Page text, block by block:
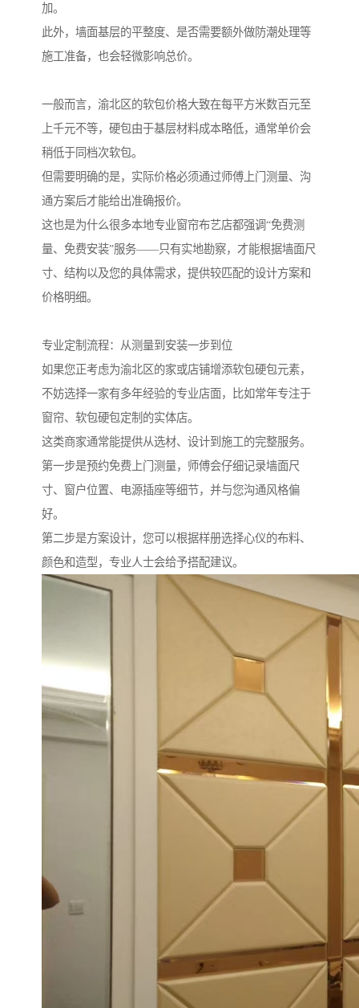
加。
此外，墙面基层的平整度、是否需要额外做防潮处理等
施工准备，也会轻微影响总价。
一般而言，渝北区的软包价格大致在每平方米数百元至
上千元不等，硬包由于基层材料成本略低，通常单价会
稍低于同档次软包。
但需要明确的是，实际价格必须通过师傅上门测量、沟
通方案后才能给出准确报价。
这也是为什么很多本地专业窗帘布艺店都强调“免费测
量、免费安装”服务——只有实地勘察，才能根据墙面尺
寸、结构以及您的具体需求，提供较匹配的设计方案和
价格明细。
专业定制流程：从测量到安装一步到位
如果您正考虑为渝北区的家或店铺增添软包硬包元素，
不妨选择一家有多年经验的专业店面，比如常年专注于
窗帘、软包硬包定制的实体店。
这类商家通常能提供从选材、设计到施工的完整服务。
第一步是预约免费上门测量，师傅会仔细记录墙面尺
寸、窗户位置、电源插座等细节，并与您沟通风格偏
好。
第二步是方案设计，您可以根据样册选择心仪的布料、
颜色和造型，专业人士会给予搭配建议。